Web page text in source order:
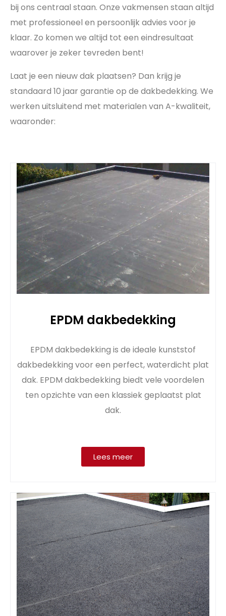
bij ons centraal staan. Onze vakmensen staan altijd
met professioneel en persoonlijk advies voor je
klaar. Zo komen we altijd tot een eindresultaat
waarover je zeker tevreden bent!
Laat je een nieuw dak plaatsen? Dan krijg je
standaard 10 jaar garantie op de dakbedekking. We
werken uitsluitend met materialen van A-kwaliteit,
waaronder:
EPDM dakbedekking
EPDM dakbedekking is de ideale kunststof
dakbedekking voor een perfect, waterdicht plat
dak. EPDM dakbedekking biedt vele voordelen
ten opzichte van een klassiek geplaatst plat
dak.
Lees meer